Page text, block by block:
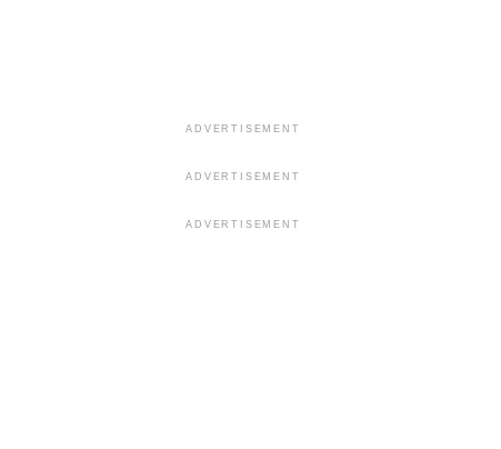
ADVERTISEMENT
ADVERTISEMENT
ADVERTISEMENT